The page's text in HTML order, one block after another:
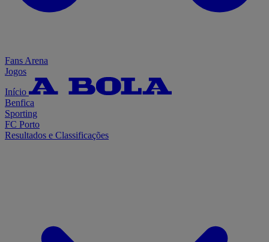
Fans Arena
Jogos
Início
Benfica
Sporting
FC Porto
Resultados e Classificações